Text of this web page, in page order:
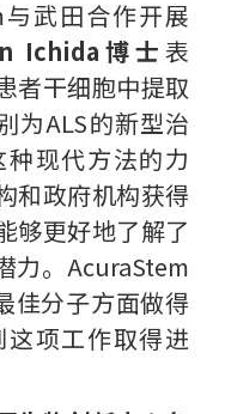
武田合作开展
Ichida博士 表
者干细胞中提取
为ALS的新型治
现代方法的力
和政府机构获得
够更好地了解了
力。AcuraStem
佳分子方面做得
项工作取得进